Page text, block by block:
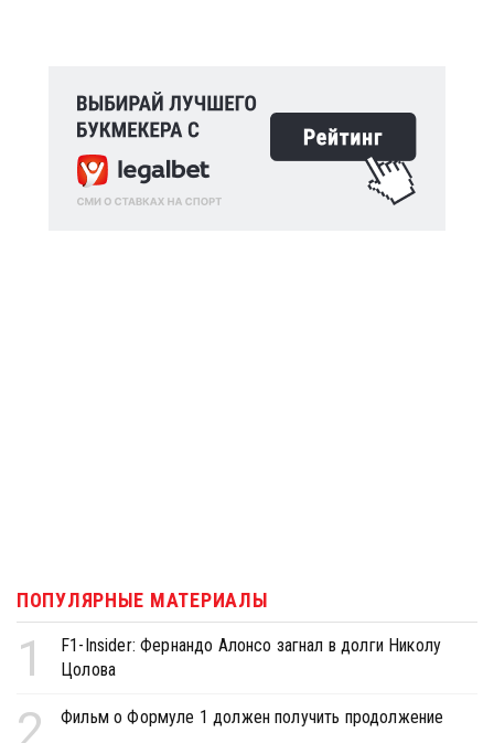
ПОПУЛЯРНЫЕ МАТЕРИАЛЫ
1
F1-Insider: Фернандо Алонсо загнал в долги Николу
Цолова
2 Фильм о Формуле 1 должен получить продолжение